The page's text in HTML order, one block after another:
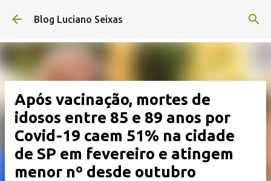
Pular para o conteúdo principal
Blog Luciano Seixas
Após vacinação, mortes de
idosos entre 85 e 89 anos por
Covid-19 caem 51% na cidade
de SP em fevereiro e atingem
menor nº desde outubro